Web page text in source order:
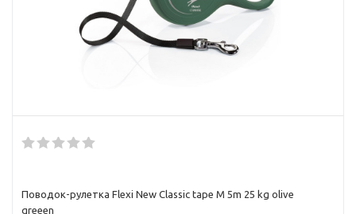
Поводок-рулетка Flexi New Classic tape М 5m 25 kg olive
greeen